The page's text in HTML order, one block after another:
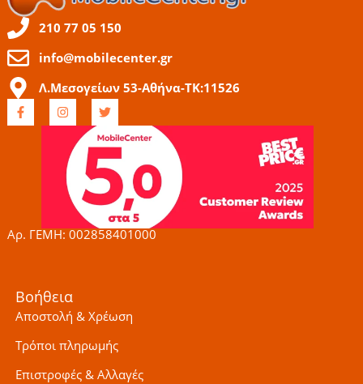
210 77 05 150
info@mobilecenter.gr
Λ.Μεσογείων 53-Αθήνα-ΤΚ:11526
F
a
c
I
n
s
g
r
a
m
T
w
t
t
e
r
Αρ. ΓΕΜΗ: 002858401000
Βοήθεια
Αποστολή & Χρέωση
Τρόποι πληρωμής
Επιστροφές & Αλλαγές